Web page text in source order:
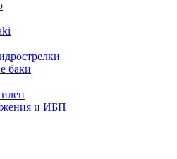
баки
и ИБП